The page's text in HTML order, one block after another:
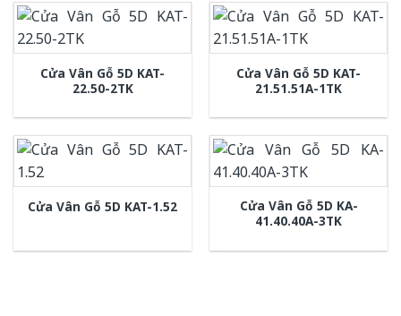
Cửa Vân Gỗ 5D KAT-
22.50-2TK
Cửa Vân Gỗ 5D KAT-
21.51.51A-1TK
Cửa Vân Gỗ 5D KAT-1.52
Cửa Vân Gỗ 5D KA-
41.40.40A-3TK